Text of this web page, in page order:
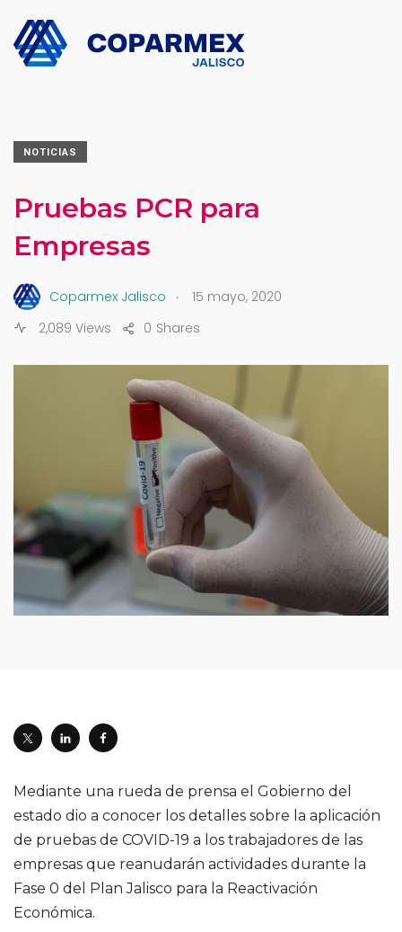
NOTICIAS
Pruebas PCR para
Empresas
Coparmex Jalisco .
15 mayo, 2020
2,089 Views
Shares
0
Mediante una rueda de prensa el Gobierno del
estado dio a conocer los detalles sobre la aplicación
de pruebas de COVID-19 a los trabajadores de las
empresas que reanudarán actividades durante la
Fase 0 del Plan Jalisco para la Reactivación
Económica.